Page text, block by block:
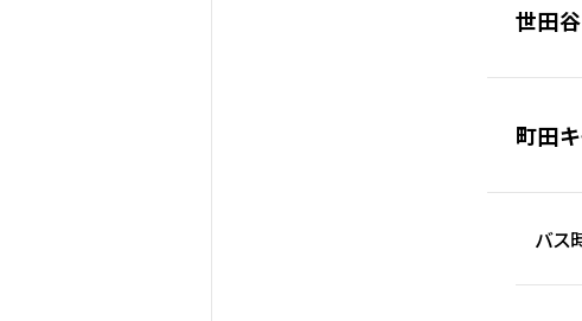
世田
町田
バス